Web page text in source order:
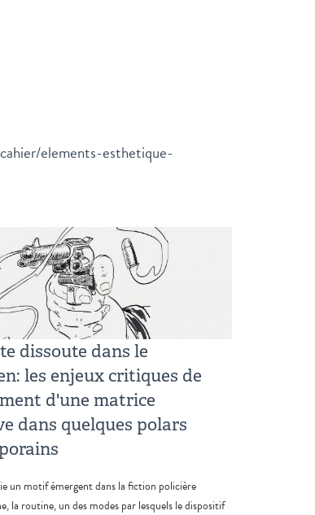
elements-esthetique-
dissoute dans le
les enjeux critiques de
d'une matrice
dans quelques polars
un motif émergent dans la fiction policière
la routine, un des modes par lesquels le dispositif